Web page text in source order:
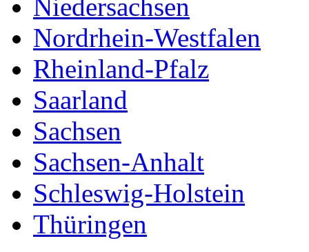
Niedersachsen
Nordrhein-Westfalen
Rheinland-Pfalz
Saarland
Sachsen
Sachsen-Anhalt
Schleswig-Holstein
Thüringen